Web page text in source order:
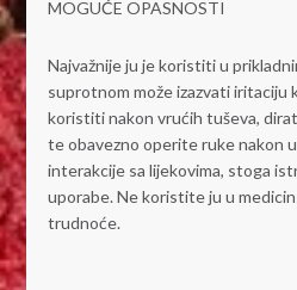
MOGUĆE OPASNOSTI
Najvažnije ju je koristiti u
suprotnom može izazvati iritaciju
koristiti nakon vrućih tuševa,
te obavezno operite ruke nakon
interakcije sa lijekovima, stoga
uporabe. Ne koristite ju u
trudnoće.